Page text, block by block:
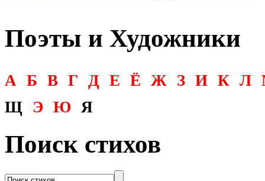
Поэты и Художники
А Б В Г Д Е Ё Ж З И К Л
Щ
Э Ю Я
Поиск стихов